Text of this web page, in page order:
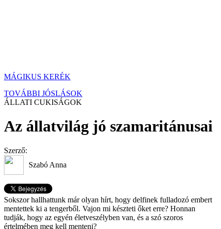
MÁGIKUS KERÉK
TOVÁBBI JÓSLÁSOK
ÁLLATI CUKISÁGOK
Az állatvilág jó szamaritánusai
Szerző:
Szabó Anna
Sokszor hallhattunk már olyan hírt, hogy delfinek fulladozó embert
mentettek ki a tengerből. Vajon mi készteti őket erre? Honnan
tudják, hogy az egyén életveszélyben van, és a szó szoros
értelmében meg kell menteni?